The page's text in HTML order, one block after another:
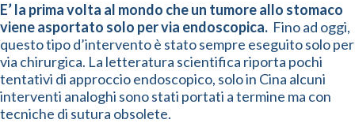
E’ la prima volta al mondo che un tumore allo stomaco
viene asportato solo per via endoscopica. Fino ad oggi,
questo tipo d’intervento è stato sempre eseguito solo per
via chirurgica. La letteratura scientifica riporta pochi
tentativi di approccio endoscopico, solo in Cina alcuni
interventi analoghi sono stati portati a termine ma con
tecniche di sutura obsolete.